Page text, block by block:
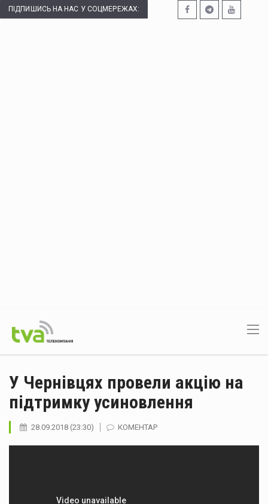
ПІДПИШИСЬ НА НАС У СОЦМЕРЕЖАХ:
У Чернівцях провели акцію на
підтримку усиновлення
28.09.2018 (23:30) КОМЕНТАР